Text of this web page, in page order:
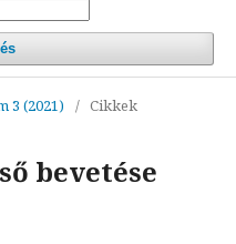
3 (2021) / Cikkek
bevetése